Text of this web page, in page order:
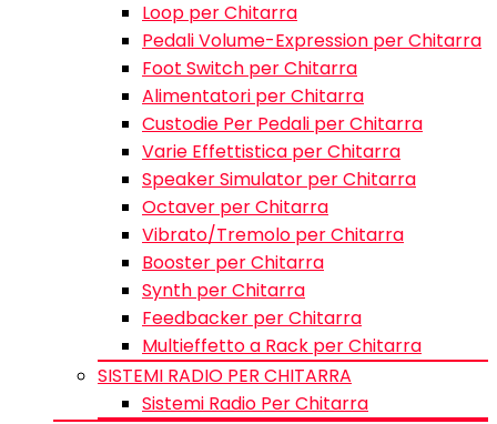
Loop per Chitarra
Pedali Volume-Expression per Chitarra
Foot Switch per Chitarra
Alimentatori per Chitarra
Custodie Per Pedali per Chitarra
Varie Effettistica per Chitarra
Speaker Simulator per Chitarra
Octaver per Chitarra
Vibrato/Tremolo per Chitarra
Booster per Chitarra
Synth per Chitarra
Feedbacker per Chitarra
Multieffetto a Rack per Chitarra
SISTEMI RADIO PER CHITARRA
Sistemi Radio Per Chitarra